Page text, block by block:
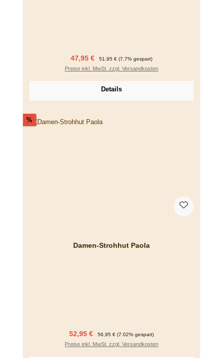
Verkaufspreis:
47,95 € Regulärer Preis:
51,95 € (7.7% gespart)
Preise inkl. MwSt. zzgl. Versandkosten
Details
%Rabatt
Damen-Strohhut Paola
Verkaufspreis:
52,95 € Regulärer Preis:
56,95 € (7.02% gespart)
Preise inkl. MwSt. zzgl. Versandkosten